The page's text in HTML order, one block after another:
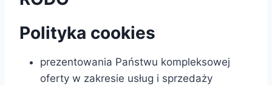
Polityka cookies
prezentowania Państwu kompleksowej
oferty w zakresie usług i sprzedaży